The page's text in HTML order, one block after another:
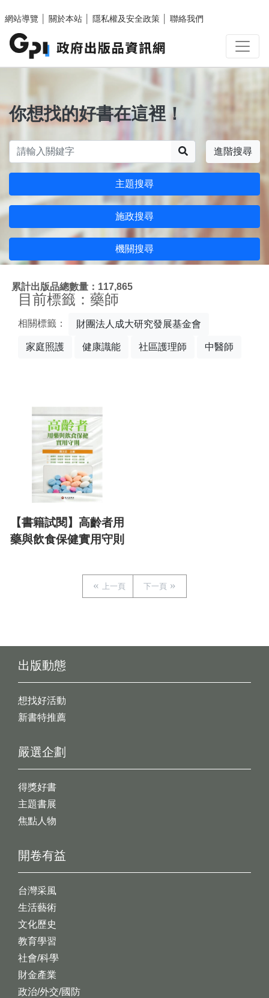
網站導覽
關於本站 隱私權及安全政策 聯絡我們
你想找的好書在這裡！
進階搜尋
主題搜尋
施政搜尋
機關搜尋
累計出版品總數量：117,865
目前標籤：藥師
相關標籤： 財團法人成大研究發展基金會
家庭照護 健康識能 社區護理師 中醫師
【書籍試閱】高齡者用
藥與飲食保健實用守則
上一頁 下一頁
出版動態
想找好活動
新書特推薦
開卷有益
台灣采風
生活藝術
文化歷史
教育學習
社會/科學
財金產業
政治/外交/國防
嚴選企劃
得獎好書
主題書展
焦點人物